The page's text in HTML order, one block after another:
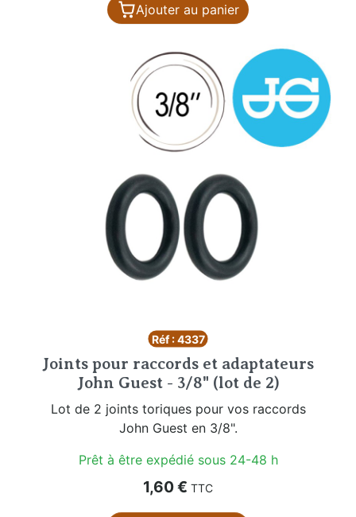
Ajouter au panier
Réf : 4337
Joints pour raccords et adaptateurs
John Guest - 3/8" (lot de 2)
Lot de 2 joints toriques pour vos raccords
John Guest en 3/8".
Prêt à être expédié sous 24-48 h
Prix
1,60 € TTC